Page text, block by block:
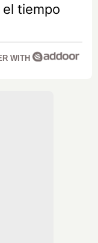
el tiempo
WITH